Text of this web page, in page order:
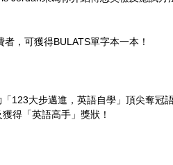
，可獲得BULATS單字本一本！
123大步邁進，英語自學」頂尖奪冠語
得「英語高手」獎狀！